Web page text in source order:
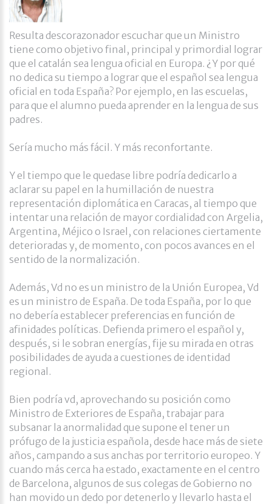
Resulta descorazonador escuchar que un Ministro
tiene como objetivo final, principal y primordial lograr
que el catalán sea lengua oficial en Europa. ¿Y por qué
no dedica su tiempo a lograr que el español sea lengua
oficial en toda España? Por ejemplo, en las escuelas,
para que el alumno pueda aprender en la lengua de sus
padres.
Sería mucho más fácil. Y más reconfortante.
Y el tiempo que le quedase libre podría dedicarlo a
aclarar su papel en la humillación de nuestra
representación diplomática en Caracas, al tiempo que
intentar una relación de mayor cordialidad con Argelia,
Argentina, Méjico o Israel, con relaciones ciertamente
deterioradas y, de momento, con pocos avances en el
sentido de la normalización.
Además, Vd no es un ministro de la Unión Europea, Vd
es un ministro de España. De toda España, por lo que
no debería establecer preferencias en función de
afinidades políticas. Defienda primero el español y,
después, si le sobran energías, fije su mirada en otras
posibilidades de ayuda a cuestiones de identidad
regional.
Bien podría vd, aprovechando su posición como
Ministro de Exteriores de España, trabajar para
subsanar la anormalidad que supone el tener un
prófugo de la justicia española, desde hace más de siete
años, campando a sus anchas por territorio europeo. Y
cuando más cerca ha estado, exactamente en el centro
de Barcelona, algunos de sus colegas de Gobierno no
han movido un dedo por detenerlo y llevarlo hasta el